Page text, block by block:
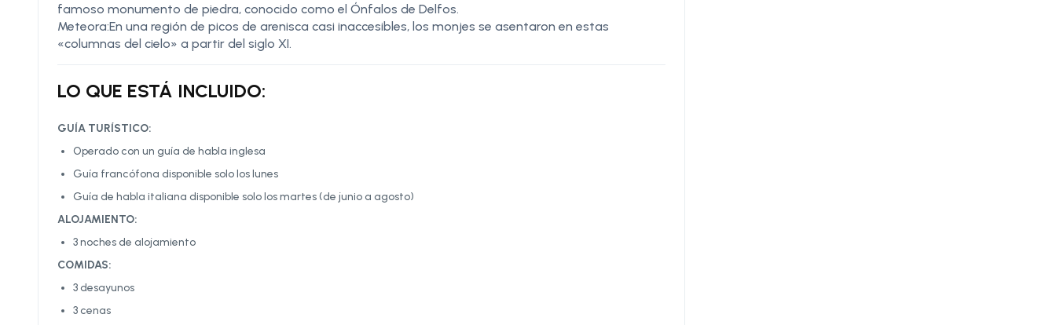
famoso monumento de piedra, conocido como el Ónfalos de Delfos.
Meteora:En una región de picos de arenisca casi inaccesibles, los monjes se asentaron en estas
«columnas del cielo» a partir del siglo XI.
LO QUE ESTÁ INCLUIDO:
GUÍA TURÍSTICO:
Operado con un guía de habla inglesa
Guía francófona disponible solo los lunes
Guía de habla italiana disponible solo los martes (de junio a agosto)
ALOJAMIENTO:
3 noches de alojamiento
COMIDAS:
3 desayunos
3 cenas